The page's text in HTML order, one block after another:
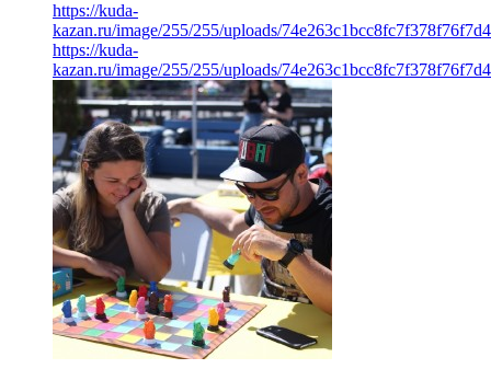
https://kuda-
kazan.ru/image/255/255/uploads/
https://kuda-
kazan.ru/image/255/255/uploads/